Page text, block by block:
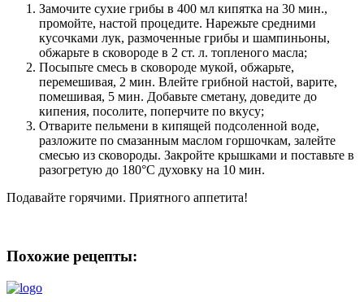
Замочите сухие грибы в 400 мл кипятка на 30 мин.,
промойте, настой процедите. Нарежьте средними
кусочками лук, размоченные грибы и шампиньоны,
обжарьте в сковороде в 2 ст. л. топленого масла;
Посыпьте смесь в сковороде мукой, обжарьте,
перемешивая, 2 мин. Влейте грибной настой, варите,
помешивая, 5 мин. Добавьте сметану, доведите до
кипения, посолите, поперчите по вкусу;
Отварите пельмени в кипящей подсоленной воде,
разложите по смазанным маслом горшочкам, залейте
смесью из сковороды. Закройте крышками и поставьте в
разогретую до 180°С духовку на 10 мин.
​Подавайте горячими. Приятного аппетита!
Похожие рецепты: